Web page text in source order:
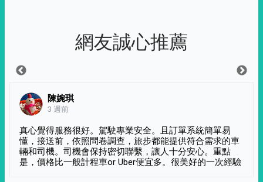
網友誠心推薦
陳婉琪
3 週前
真心覺得服務很好。駕駛專業安全。且訂單系統簡單易
懂，接送前，依照問卷調查，旅步都能提供符合需求的車
輛和司機。司機會保持密切聯繫，讓人十分安心。重點
是，價格比一般計程車or Uber便宜多。很美好的一次經驗